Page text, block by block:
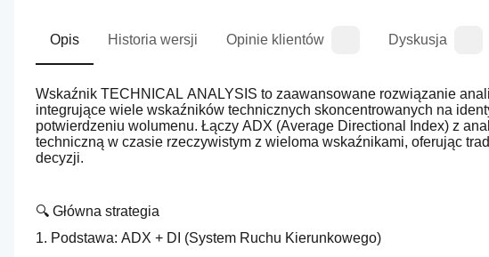
Opis Historia wersji Opinie klientów Dyskusja
Wskaźnik TECHNICAL ANALYSIS to zaawansowane rozwiązanie
integrujące wiele wskaźników technicznych skoncentrowanych na
potwierdzeniu wolumenu. Łączy ADX (Average Directional Index) z
techniczną w czasie rzeczywistym z wieloma wskaźnikami, oferując
decyzji.
🔍 Główna strategia
1. Podstawa: ADX + DI (System Ruchu Kierunkowego)